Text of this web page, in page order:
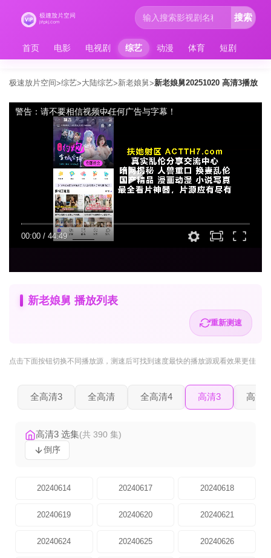
首页 电影 电视剧 综艺 动漫 体育 短剧
搜索
极速放片空间>综艺>大陆综艺>新老娘舅>新老娘舅20251020 高清3播放
00:00 / 44:49
警告：请不要相信视频中任何广告与字幕！
新老娘舅 播放列表
重新测速
点击下面按钮切换不同播放源 ，测速后可找到速度最快的播放源观看效果更佳
全高清3 全高清 全高清4 高清3 高清2
高清3 选集(共 390 集)
倒序
20240614 20240617 20240618
20240619 20240620 20240621
20240624 20240625 20240626